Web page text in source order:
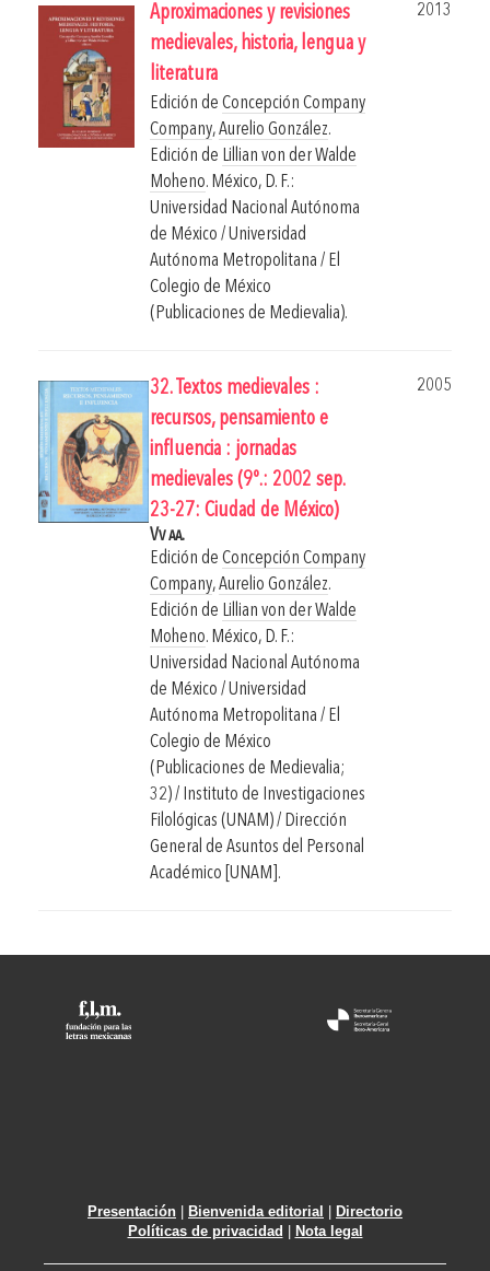
Aproximaciones y revisiones
medievales, historia, lengua y
literatura
2013
Edición de Concepción Company
Company,Aurelio González.
Edición de Lillian von der Walde
Moheno. México, D. F.:
Universidad Nacional Autónoma
de México / Universidad
Autónoma Metropolitana / El
Colegio de México
(Publicaciones de Medievalia).
32. Textos medievales :
recursos, pensamiento e
influencia : jornadas
medievales (9º.: 2002 sep.
23-27: Ciudad de México)
2005
Vv aa.
Edición de Concepción Company
Company,Aurelio González.
Edición de Lillian von der Walde
Moheno. México, D. F.:
Universidad Nacional Autónoma
de México / Universidad
Autónoma Metropolitana / El
Colegio de México
(Publicaciones de Medievalia;
32) / Instituto de Investigaciones
Filológicas (UNAM) / Dirección
General de Asuntos del Personal
Académico [UNAM].
Presentación Bienvenida editorial
Directorio
Políticas de privacidad
Nota legal